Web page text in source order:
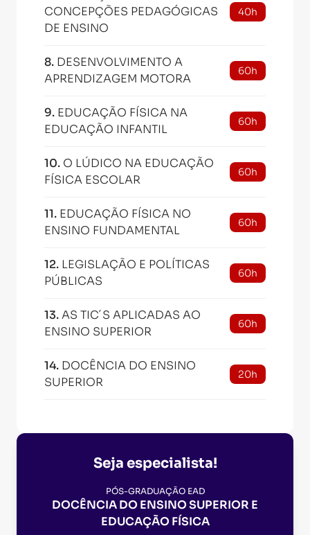
CONCEPÇÕES PEDAGÓGICAS
DE ENSINO
40h
8. DESENVOLVIMENTO A
APRENDIZAGEM MOTORA
60h
9. EDUCAÇÃO FÍSICA NA
EDUCAÇÃO INFANTIL
60h
10. O LÚDICO NA EDUCAÇÃO
FÍSICA ESCOLAR
60h
11. EDUCAÇÃO FÍSICA NO
ENSINO FUNDAMENTAL
60h
12. LEGISLAÇÃO E POLÍTICAS
PÚBLICAS
60h
13.AS TIC´S APLICADAS AO
ENSINO SUPERIOR
60h
14. DOCÊNCIA DO ENSINO
SUPERIOR
20h
Seja especialista!
PÓS-GRADUAÇÃO EAD
DOCÊNCIA DO ENSINO SUPERIOR E
EDUCAÇÃO FÍSICA